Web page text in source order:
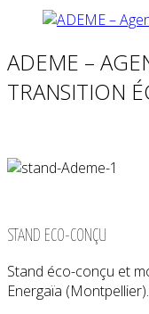
ADEME –
TRANSITION
STAND ECO-CONÇU
Stand éco-conçu et
Energaïa (Montpellier).